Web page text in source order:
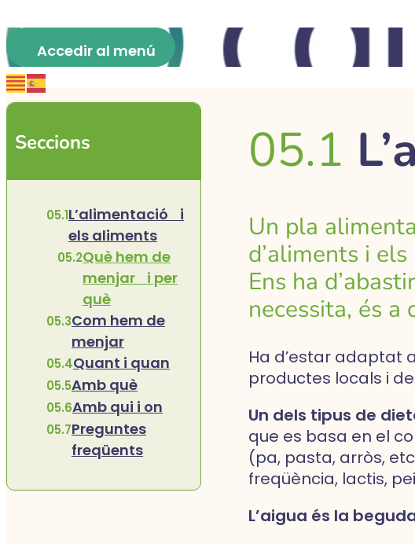
Seccions
L’alimentació i
els aliments
Què hem de
menjar i per
què
Com hem de
menjar
Quant i quan
Amb què
Amb qui i on
Preguntes
freqüents
05.1
Un pla
d’aliments i
Ens ha
necessita, és a
Ha d’estar adaptat
productes locals i
Un dels tipus de
que es basa en el
(pa, pasta, arròs,
freqüència, lactis,
L’aigua és la